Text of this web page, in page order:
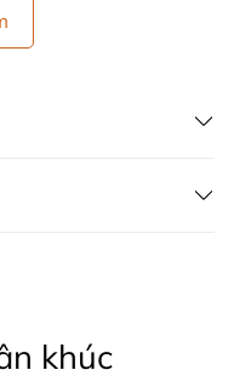
khúc